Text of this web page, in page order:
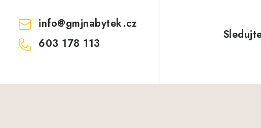
info@gmjnabytek.cz
603 178 113